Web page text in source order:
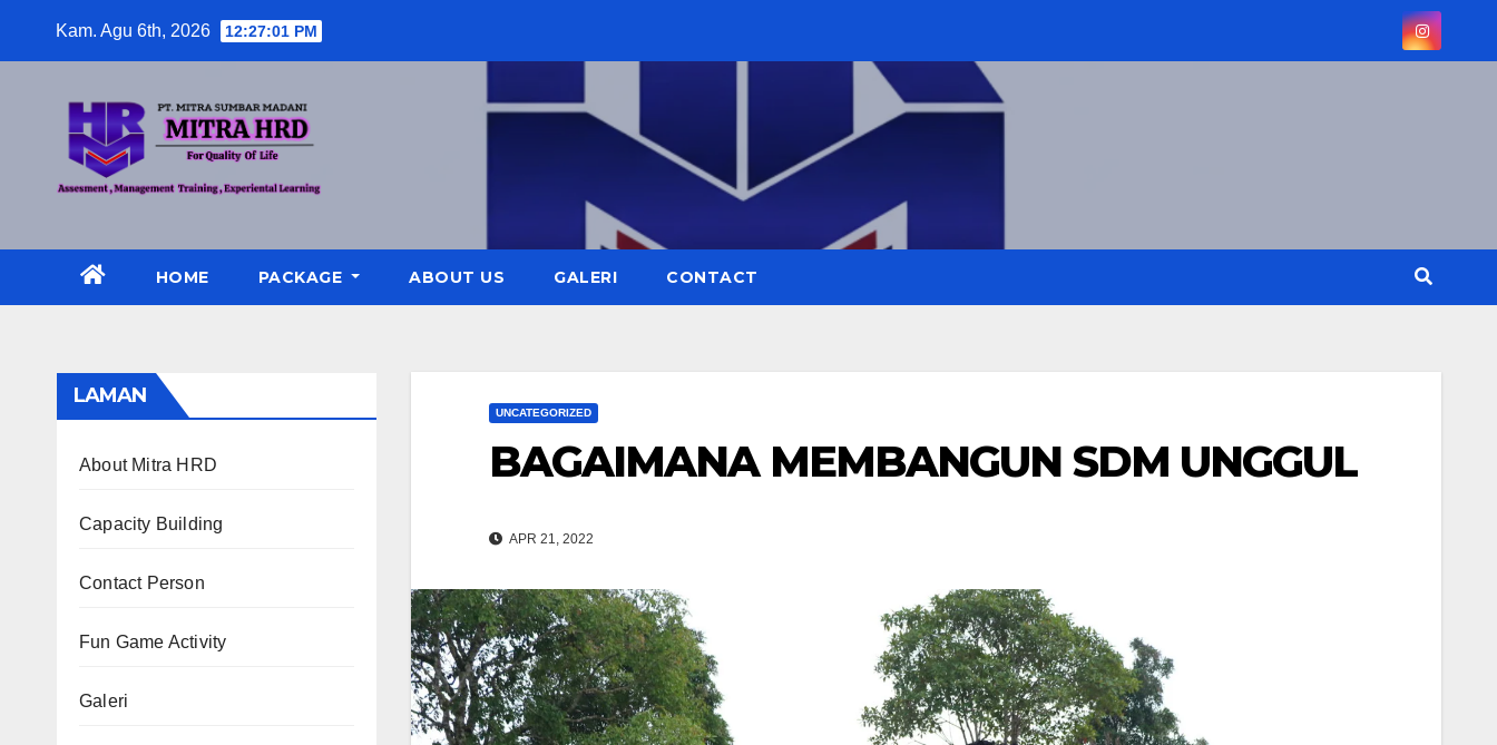
Kam. Agu 6th, 2026 12:27:03 PM
HOME PACKAGE ABOUT US GALERI CONTACT
LAMAN
About Mitra HRD
Capacity Building
Contact Person
Fun Game Activity
Galeri
UNCATEGORIZED
BAGAIMANA MEMBANGUN SDM UNGGUL
APR 21, 2022